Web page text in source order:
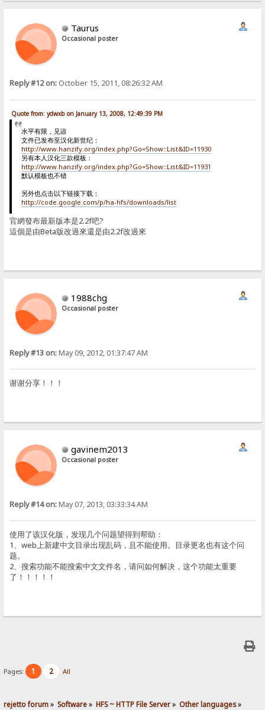
Taurus
Occasional poster
Reply #12 on: October 15, 2011, 08:26:32 AM
Quote from: ydwxb on January 13, 2008, 12:49:39 PM
水平有限，见谅
文件已发布至汉化新世纪：
http://www.hanzify.org/index.php?Go=Show::List&ID=11930
另有本人汉化三款模板：
http://www.hanzify.org/index.php?Go=Show::List&ID=11931
默认模板也不错
另外也点击以下链接下载：
http://code.google.com/p/ha-hfs/downloads/list
官網發布最新版本是2.2f吧?
這個是由Beta版改過來還是由2.2f改過來
1988chg
Occasional poster
Reply #13 on:May 09, 2012, 01:37:47 AM
谢谢分享！！！
gavinem2013
Occasional poster
Reply #14 on:May 07, 2013, 03:33:34 AM
使用了该汉化版，发现几个问题望得到帮助：
1、web上新建中文目录出现乱码，且不能使用。目录更名也有这个问
题。
2、搜索功能不能搜索中文文件名，请问如何解决，这个功能太重要
了！！！！！
Pages: 1 2 All
rejetto forum» Software» HFS ~ HTTP File Server» Other languages»